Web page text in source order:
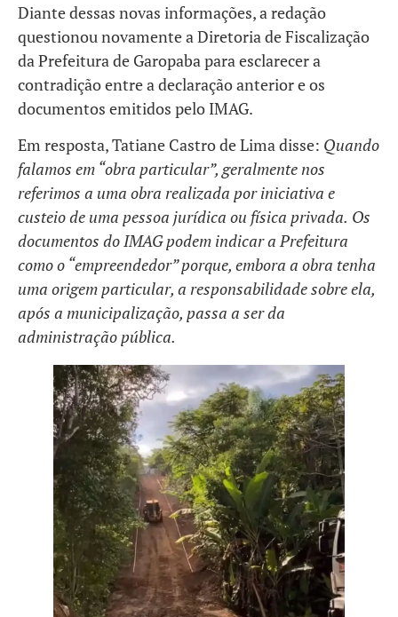
Diante dessas novas informações, a redação
questionou novamente a Diretoria de Fiscalização
da Prefeitura de Garopaba para esclarecer a
contradição entre a declaração anterior e os
documentos emitidos pelo IMAG.
Em resposta, Tatiane Castro de Lima disse: Quando
falamos em “obra particular”, geralmente nos
referimos a uma obra realizada por iniciativa e
custeio de uma pessoa jurídica ou física privada. Os
documentos do IMAG podem indicar a Prefeitura
como o “empreendedor” porque, embora a obra tenha
uma origem particular, a responsabilidade sobre ela,
após a municipalização, passa a ser da
administração pública.